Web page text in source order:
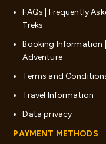
FAQs | Frequently
Treks
Booking Information
Adventure
Terms and
Travel Information
Data privacy
PAYMENT METHODS